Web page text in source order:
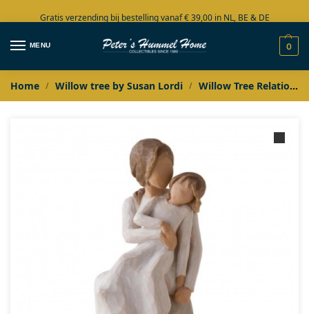
Gratis verzending bij bestelling vanaf € 39,00 in NL, BE & DE
Grote collectie in voorraad
MENU 0
Home / Willow tree by Susan Lordi / Willow Tree Relationships